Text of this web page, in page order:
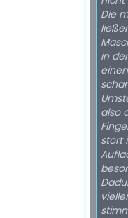
Die
in
also
stört